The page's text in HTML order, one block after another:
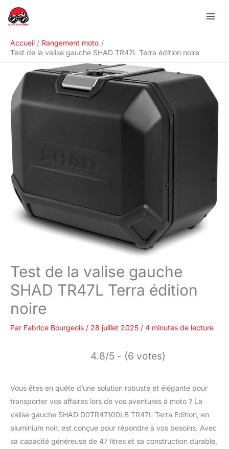
Accueil
Rangement moto
Test de la valise gauche SHAD TR47L Terra édition noire
Test de la valise gauche
SHAD TR47L Terra édition
noire
Par Fabrice Bourgeois / 28 juillet 2025 / 4 minutes de lecture
4.8/5 - (6 votes)
Vous êtes en quête d’une solution robuste et élégante pour
transporter vos affaires lors de vos aventures à moto ? La
valise gauche SHAD D0TR47100LB TR47L Terra Edition, en
aluminium noir, est conçue pour répondre à vos besoins. Avec
sa capacité généreuse de 47 litres et sa construction durable,
R
e
h
c
h
e
r